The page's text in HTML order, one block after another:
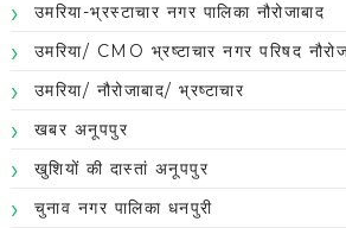
उमरिया-भ्रस्टाचार नगर पालिका नौरोजाबाद
उमरिया/ CMO भ्रष्टाचार नगर परिषद
उमरिया/ नौरोजाबाद/ भ्रष्टाचार
खबर अनूपपुर
खुशियों की दास्तां अनूपपुर
चुनाव नगर पालिका धनपुरी